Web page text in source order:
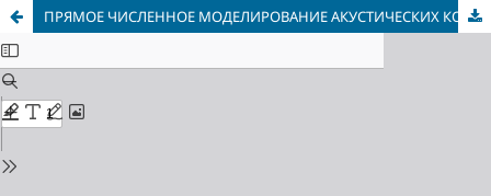
ПРЯМОЕ ЧИСЛЕННОЕ МОДЕЛИРОВАНИЕ АКУСТИЧЕСКИХ КОЛЕБАНИЙ ПРИ ДОЗВУКОВОМ ТУРБУЛЕНТНОМ ОБТЕКАНИИ КРУГОВЫХ ЦИЛИНДРОВ